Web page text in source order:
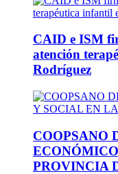
CAID e ISM
atención
Rodríguez
COOPSANO
PROVINCIA